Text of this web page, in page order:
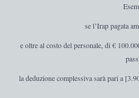
se l’Irap pagata
e oltre al costo del personale, di €
la deduzione complessiva sarà pari a